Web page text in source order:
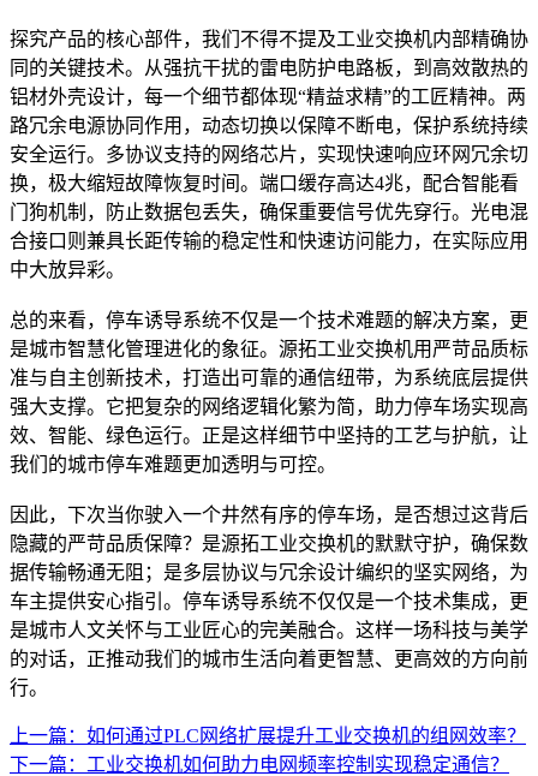
探究产品的核心部件，我们不得不提及工业交换机内部精确协
同的关键技术。从强抗干扰的雷电防护电路板，到高效散热的
铝材外壳设计，每一个细节都体现“精益求精”的工匠精神。两
路冗余电源协同作用，动态切换以保障不断电，保护系统持续
安全运行。多协议支持的网络芯片，实现快速响应环网冗余切
换，极大缩短故障恢复时间。端口缓存高达4兆，配合智能看
门狗机制，防止数据包丢失，确保重要信号优先穿行。光电混
合接口则兼具长距传输的稳定性和快速访问能力，在实际应用
中大放异彩。
总的来看，停车诱导系统不仅是一个技术难题的解决方案，更
是城市智慧化管理进化的象征。源拓工业交换机用严苛品质标
准与自主创新技术，打造出可靠的通信纽带，为系统底层提供
强大支撑。它把复杂的网络逻辑化繁为简，助力停车场实现高
效、智能、绿色运行。正是这样细节中坚持的工艺与护航，让
我们的城市停车难题更加透明与可控。
因此，下次当你驶入一个井然有序的停车场，是否想过这背后
隐藏的严苛品质保障？是源拓工业交换机的默默守护，确保数
据传输畅通无阻；是多层协议与冗余设计编织的坚实网络，为
车主提供安心指引。停车诱导系统不仅仅是一个技术集成，更
是城市人文关怀与工业匠心的完美融合。这样一场科技与美学
的对话，正推动我们的城市生活向着更智慧、更高效的方向前
行。
上一篇：如何通过PLC网络扩展提升工业交换机的组网效率？
下一篇：工业交换机如何助力电网频率控制实现稳定通信？